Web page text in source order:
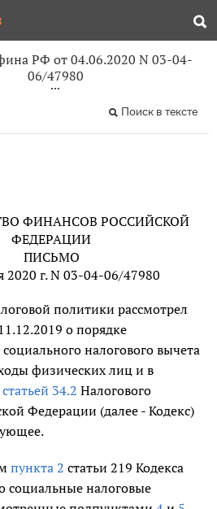
РФ от 04.06.2020 N 03-04-
06/47980
Поиск в тексте
ФИНАНСОВ РОССИЙСКОЙ
ФЕДЕРАЦИИ
ПИСЬМО
2020 г. N 03-04-06/47980
политики рассмотрел
о порядке
налогового вычета
физических лиц и в
статьей 34.2 Налогового
Федерации (далее - Кодекс)
пункта 2 статьи 219 Кодекса
социальные налоговые